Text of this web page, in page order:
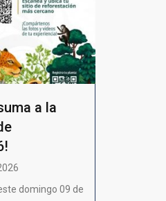
a la
domingo 09 de